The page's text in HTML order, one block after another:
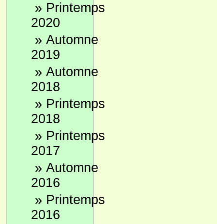
» Printemps
2020
» Automne
2019
» Automne
2018
» Printemps
2018
» Printemps
2017
» Automne
2016
» Printemps
2016